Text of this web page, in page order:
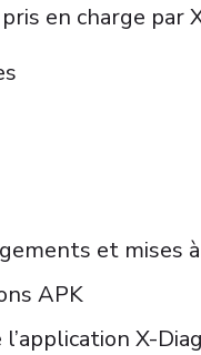
en charge par
et mises
APK
X-Diag